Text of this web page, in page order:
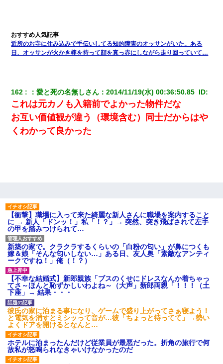
書店「息子さんが万引きしました」私「はっ？(息子目の前にいる
し…)うちの子ではないので迎えに行きません」→息子を名乗って
た人物の正体が判明するも・・・
て知ってる？」
【クズ】昔、兄がお見合いして「ブスすぎｗｗｗ」と断った女性
が、兄の同級生と結婚。それを知った兄は荒れ狂い、｢嫁さん、俺
のお古ですが気分はどう？」とメールを送った→
ターリモコンあるだろ？DOWNのボタン押してｗ」→ 待つこと１
時間弱・・・
200万を貸したコウトから、追加で400万の申し込み、私「無理。
義弟より娘たちが大事」旦那「娘たちが成人したら別れよう」私
（は？）
上司「何なの、この書類！！」私「あの‥」上司「今は私が話し
てるの！」私「ですから」上司「黙って聞きなさい！」私「それ
は」上司「言い訳しない！」→結果ｗｗｗｗｗ
「お前の父ちゃんは自宅警備員」とかからかわれたけど、実はと
んでもない仕事に就いていた
【報告者がキチ】嫁「妊娠した」俺『それじゃあ皆に祝ってもら
おう』友人達を家に連れ帰ってホームパーティー→俺『皆に祝え
近所のお寺に住み込みで手伝いしてる知的障害のオッサンがいた。ある
日、オッサンが火かき棒を持って顔を真っ赤にしながら走り回っていて…
162 ：愛と死の名無しさん ：2014/11/19(水) 00:36:50.85 ID:
これは元カノも入籍前でよかった物件だな
お互い価値観が違う（環境含む）同士だからはや
くわかって良かった
【衝撃】職場に入って来た綺麗な新人さんに職場を案内すること
に → 新人「ドンッ！」私「！？」→ 突然、突き飛ばされて左手
の甲を踏みつけられて…
新築の家で。クラクラするくらいの「白粉の匂い」が鼻につくも
嫁＆娘「そんな匂いしない…」ある日、友人奥「素敵なアンティ
ークですね！」俺（！？）
【不幸な結婚式】新郎親族「ブスのくせにドレスなんか着ちゃっ
てさ～ほんと恥ずかしいわよね～（大声」新郎両親「！！！（土
下座」→ 結果・・・
彼氏の家に泊まる事になり、ゲームで盛り上がってさぁ寝よう！
と電気を消すとミシッって音が…彼「ちょっと待ってて」→勢い
よくドアを開けるとなんと…
ホテルに泊まったんだけど従業員が最悪だった。折角の旅行で何
故私が怒鳴られなきゃいけなかったのだ